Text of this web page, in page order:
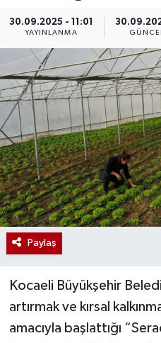
30.09.2025 - 11:01
YAYINLANMA
Paylaş
Kocaeli Büyükşehir
artırmak ve kırsal
amacıyla başlattığı
TEKNOLOJİ
TÜRKİYE
Haber Arşivi